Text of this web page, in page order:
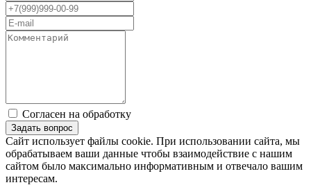
Согласен на обработку
Сайт использует файлы cookie. При использовании сайта, мы
обрабатываем ваши данные чтобы взаимодействие с нашим
сайтом было максимально информативным и отвечало вашим
интересам.